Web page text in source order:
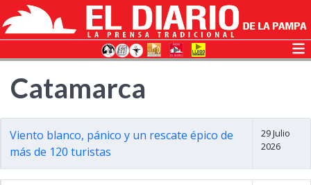
Catamarca
Viento blanco, pánico y un rescate épico de
más de 120 turistas
29 Julio
2026